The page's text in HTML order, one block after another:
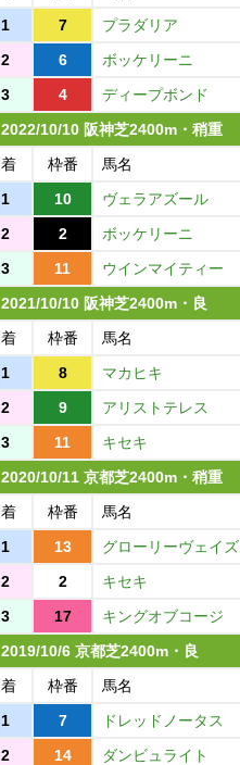
1
7 プラダリア
2
6 ボッケリーニ
3
4 ディープボンド
2022/10/10 阪神芝2400m・稍重
着
枠番 馬名
1
10 ヴェラアズール
2
2 ボッケリーニ
3
11 ウインマイティー
2021/10/10 阪神芝2400m・良
着
枠番 馬名
1
8 マカヒキ
2
9 アリストテレス
3
11 キセキ
2020/10/11 京都芝2400m・稍重
着
枠番 馬名
1
13 グローリーヴェイズ
2
2 キセキ
3
17 キングオブコージ
2019/10/6 京都芝2400m・良
着
枠番 馬名
1
7 ドレッドノータス
2
14 ダンビュライト